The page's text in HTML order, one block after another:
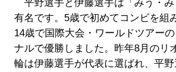
平野選手と伊藤選手は「みう・み
有名です。5歳で初めてコンビを組
14歳で国際大会・ワールドツアー
ナルで優勝しました。昨年8月のリ
輪は伊藤選手が代表に選ばれ、平